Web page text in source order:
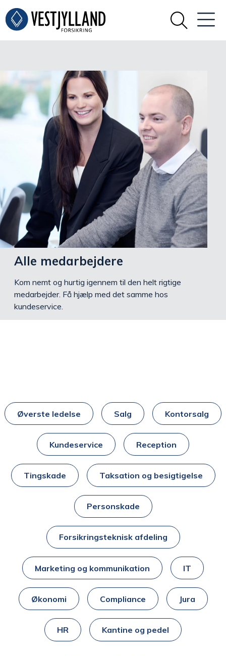
Alle medarbejdere
Kom nemt og hurtig igennem til den helt rigtige
medarbejder. Få hjælp med det samme hos
kundeservice.
Øverste ledelse Salg Kontorsalg
Kundeservice Reception
Tingskade Taksation og besigtigelse
Personskade
Forsikringsteknisk afdeling
Marketing og kommunikation IT
Økonomi Compliance Jura
HR Kantine og pedel